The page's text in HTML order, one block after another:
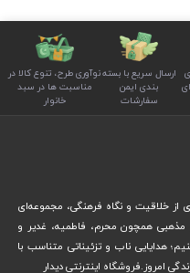
ارسال سریع با بسته
بندی ایمن
سفارشات
نوآوری طرح، تنوع کالا در
مناسبت ها در سبد
خانوار
از خلاقیت و نگاه فرهنگی، مجموعه‌ای
همچون محرم، فاطمیه، غدیر و
هدایایی ناب و تزئیناتی متناسب با
امروز.فروشگاه اینترنتی دیدار